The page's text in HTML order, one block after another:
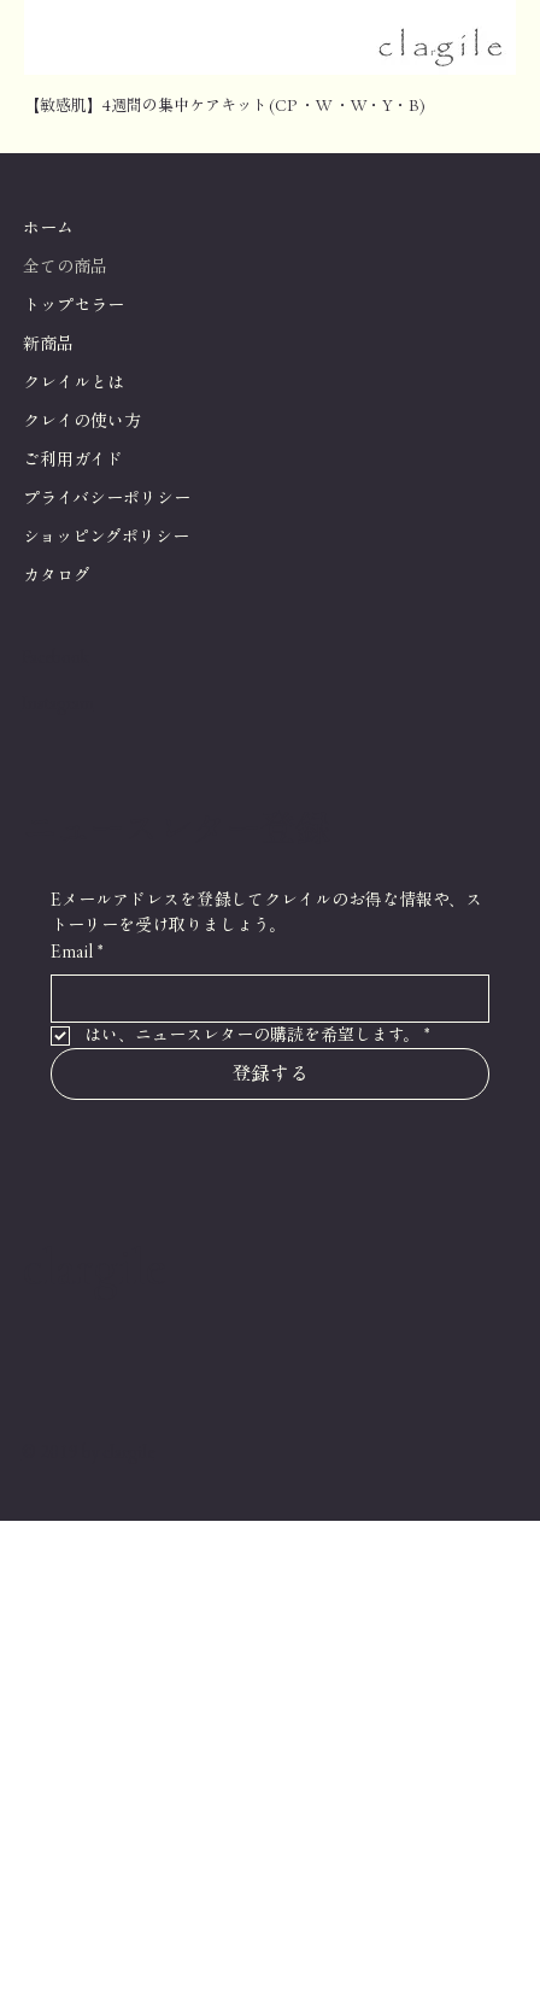
【敏感肌】4週間の集中ケアキット(CP ・W ・W・Y・B)
ホーム
全ての商品
トップセラー
新商品
クレイルとは
クレイの使い方
ご利用ガイド
プライバシーポリシー
ショッピングポリシー
カタログ
Eメールアドレスを登録してクレイルのお得な情報や、ス
トーリーを受け取りましょう。
Email
*
はい、ニュースレターの購読を希望します。 *
登録する